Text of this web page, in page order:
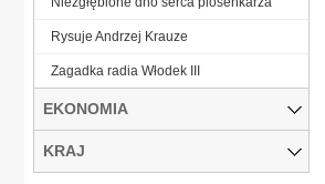
Rysuje Andrzej Krauze
Zagadka radia Włodek III
EKONOMIA
KRAJ